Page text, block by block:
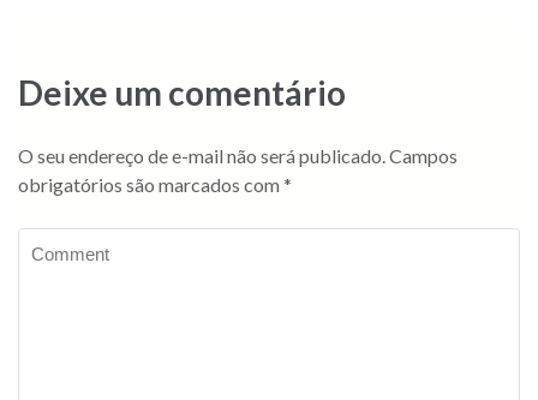
Deixe um comentário
O seu endereço de e-mail não será publicado.Campos
obrigatórios são marcados com *